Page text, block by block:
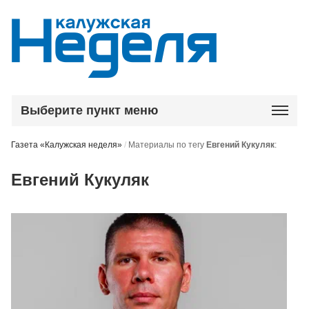
Выберите пункт меню
Газета «Калужская неделя» / Материалы по тегу Евгений Кукуляк:
Евгений Кукуляк